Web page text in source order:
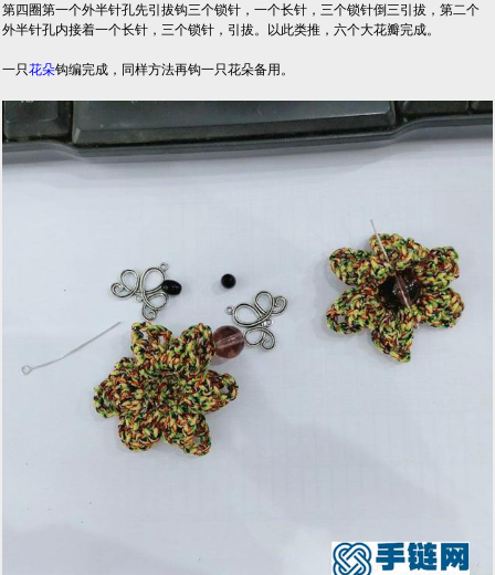
第四圈第一个外半针孔先引拔钩三个锁针，一个长针，三个锁针倒三引拔，第二个
外半针孔内接着一个长针，三个锁针，引拔。以此类推，六个大花瓣完成。
一只花朵钩编完成，同样方法再钩一只花朵备用。